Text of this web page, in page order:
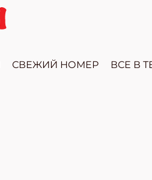
СВЕЖИЙ НОМЕР ВСЕ В